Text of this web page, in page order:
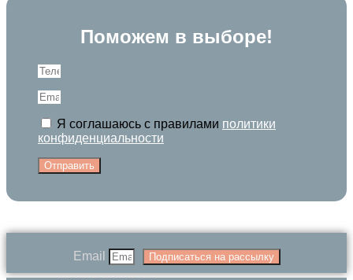
Поможем в выборе!
Я соглашаюсь с правилами политики
конфиденциальности
Отправить
Email Подписаться на рассылку